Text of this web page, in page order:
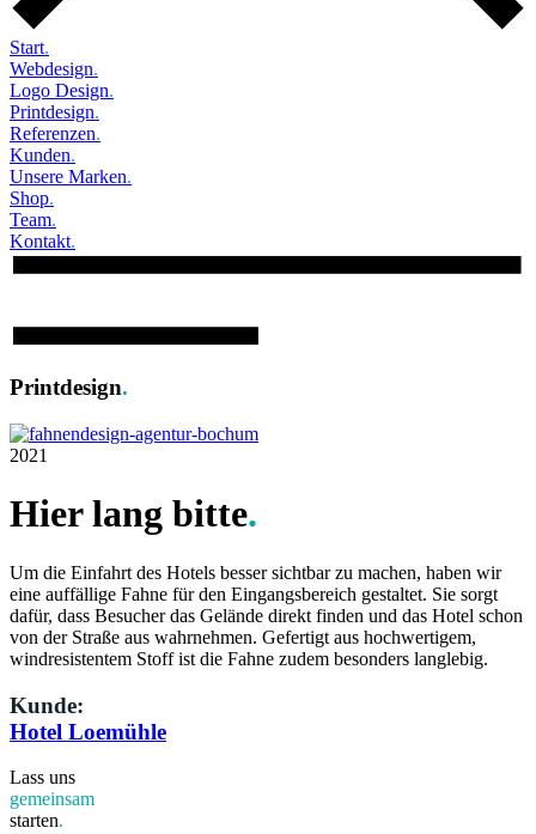
Start.
Webdesign.
Logo Design.
Printdesign.
Referenzen.
Kunden.
Unsere Marken.
Shop.
Team.
Kontakt.
Printdesign.
2021
Hier lang bitte.
Um die Einfahrt des Hotels besser sichtbar zu machen, haben wir
eine auffällige Fahne für den Eingangsbereich gestaltet. Sie sorgt
dafür, dass Besucher das Gelände direkt finden und das Hotel schon
von der Straße aus wahrnehmen. Gefertigt aus hochwertigem,
windresistentem Stoff ist die Fahne zudem besonders langlebig.
Kunde:
Hotel Loemühle
Lass uns
gemeinsam
starten.